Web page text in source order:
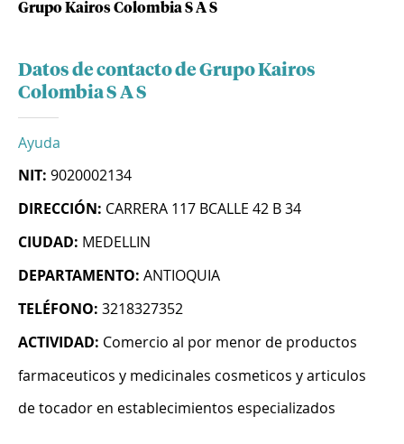
Grupo Kairos Colombia S A S
Datos de contacto de Grupo Kairos
Colombia S A S
Ayuda
NIT: 9020002134
DIRECCIÓN: CARRERA 117 BCALLE 42 B 34
CIUDAD: MEDELLIN
DEPARTAMENTO: ANTIOQUIA
TELÉFONO: 3218327352
ACTIVIDAD: Comercio al por menor de productos
farmaceuticos y medicinales cosmeticos y articulos
de tocador en establecimientos especializados